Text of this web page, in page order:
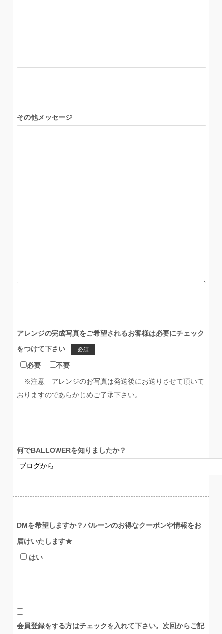
その他メッセージ
アレンジの完成写真をご希望されるお客様は必要にチェック
をつけて下さい
必須
必要
不要
※注意 アレンジのお写真は発送後にお送りさせて頂いて
おりますのであらかじめご了承下さい。
何でBALLOWERを知りましたか？
DMを希望しますか？バルーンのお得なクーポンや情報をお
届けいたします★
はい
会員登録をする方はチェックを入れて下さい。次回からご記